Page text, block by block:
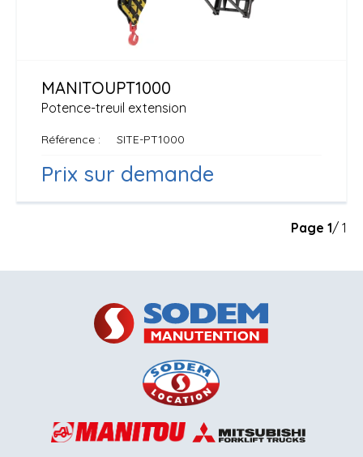
Potence-treuil extension
MANITOUPT1000
Référence SITE-PT1000
Prix sur demande
Page 1/ 1